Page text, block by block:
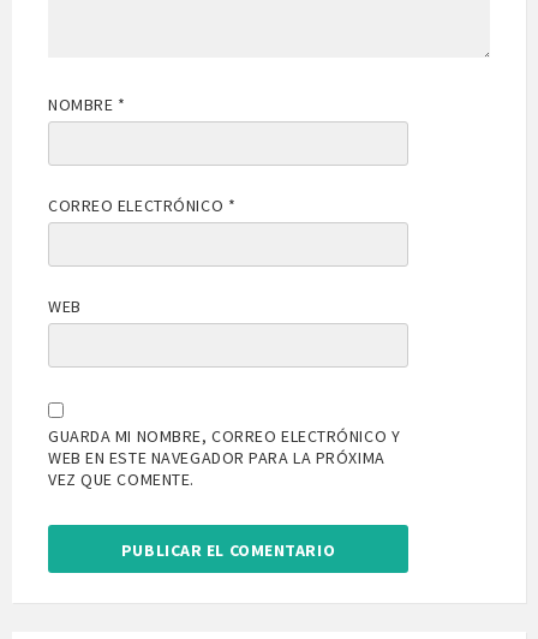
NOMBRE *
CORREO ELECTRÓNICO *
WEB
GUARDA MI NOMBRE, CORREO ELECTRÓNICO Y
WEB EN ESTE NAVEGADOR PARA LA PRÓXIMA
VEZ QUE COMENTE.